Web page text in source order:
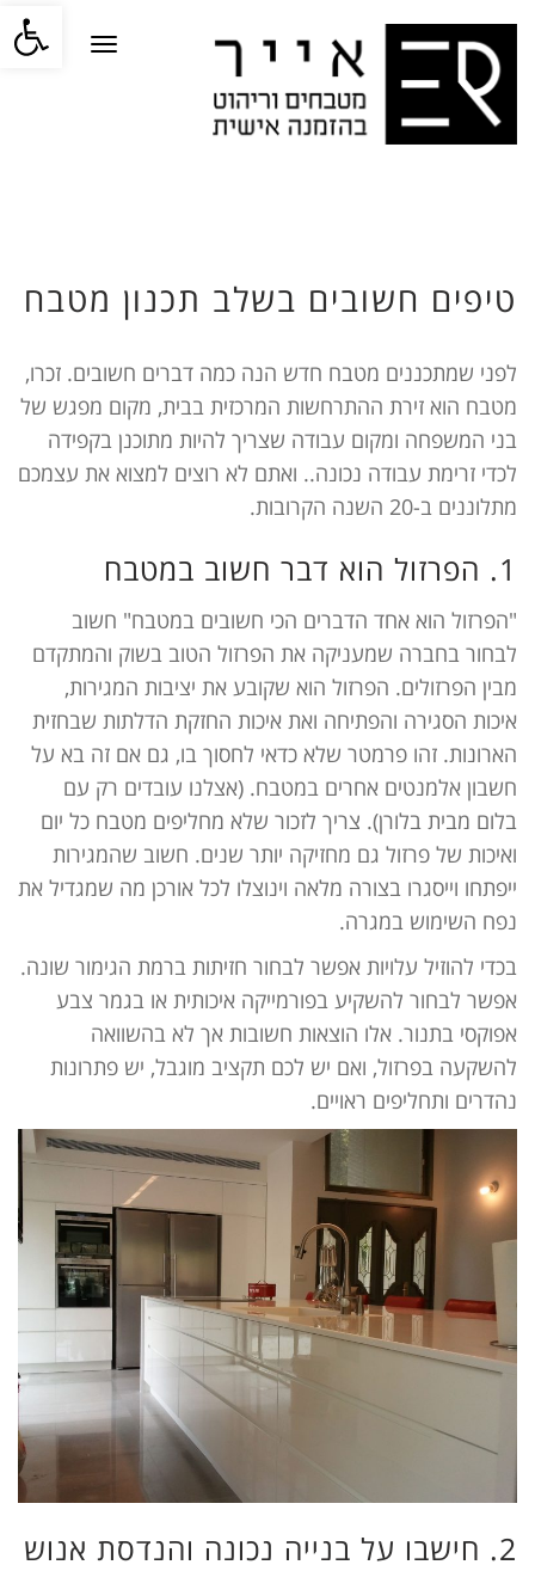
פתח
תפריט
טיפים חשובים בשלב תכנון מטבח
לפני שמתכננים מטבח חדש הנה כמה דברים חשובים. זכרו,
מטבח הוא זירת ההתרחשות המרכזית בבית, מקום מפגש של
בני המשפחה ומקום עבודה שצריך להיות מתוכנן בקפידה
לכדי זרימת עבודה נכונה.. ואתם לא רוצים למצוא את עצמכם
מתלוננים ב-20 השנה הקרובות.
1. הפרזול הוא דבר חשוב במטבח
"הפרזול הוא אחד הדברים הכי חשובים במטבח" חשוב
לבחור בחברה שמעניקה את הפרזול הטוב בשוק והמתקדם
מבין הפרזולים. הפרזול הוא שקובע את יציבות המגירות,
איכות הסגירה והפתיחה ואת איכות החזקת הדלתות שבחזית
הארונות. זהו פרמטר שלא כדאי לחסוך בו, גם אם זה בא על
חשבון אלמנטים אחרים במטבח. (אצלנו עובדים רק עם
בלום מבית בלורן). צריך לזכור שלא מחליפים מטבח כל יום
ואיכות של פרזול גם מחזיקה יותר שנים. חשוב שהמגירות
ייפתחו וייסגרו בצורה מלאה וינוצלו לכל אורכן מה שמגדיל את
נפח השימוש במגרה.
בכדי להוזיל עלויות אפשר לבחור חזיתות ברמת הגימור שונה.
אפשר לבחור להשקיע בפורמייקה איכותית או בגמר צבע
אפוקסי בתנור. אלו הוצאות חשובות אך לא בהשוואה
להשקעה בפרזול, ואם יש לכם תקציב מוגבל, יש פתרונות
נהדרים ותחליפים ראויים.
2. חישבו על בנייה נכונה והנדסת אנוש